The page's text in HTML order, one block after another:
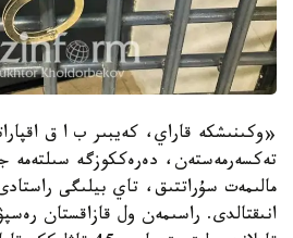
«وكىنىشكە قاراي، كەيبىر ب ا ق
تەكسەرمەستەن، دەرەككوزگە سىلتەمە
مالىمەت سۇراتتىق، تاي بيلىگى
انىقتالدى. راسىمەن ول قازاقستان